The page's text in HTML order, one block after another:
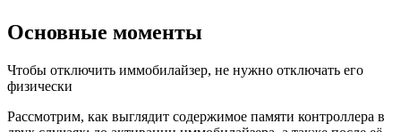
Основные моменты
Чтобы отключить иммобилайзер, не нужно отключать его
физически
Рассмотрим, как выглядит содержимое памяти контроллера в